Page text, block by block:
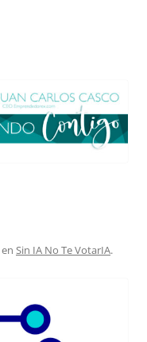
en Sin IA No Te VotarIA.